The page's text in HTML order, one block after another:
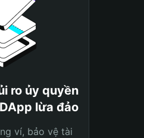
ro ủy quyền
lừa đảo
ví, bảo vệ tài